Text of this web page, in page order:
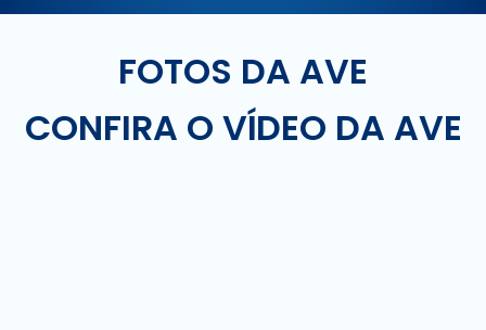
FOTOS DA AVE
CONFIRA O VÍDEO DA AVE